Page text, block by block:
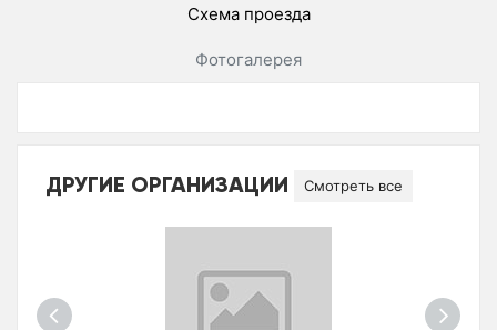
Схема проезда
Фотогалерея
ДРУГИЕ ОРГАНИЗАЦИИ Смотреть все